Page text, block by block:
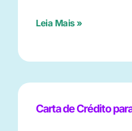
Leia Mais »
Carta de Crédito